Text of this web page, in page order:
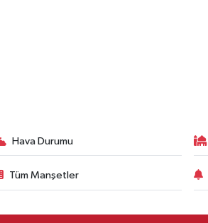
Hava Durumu
Tüm Manşetler